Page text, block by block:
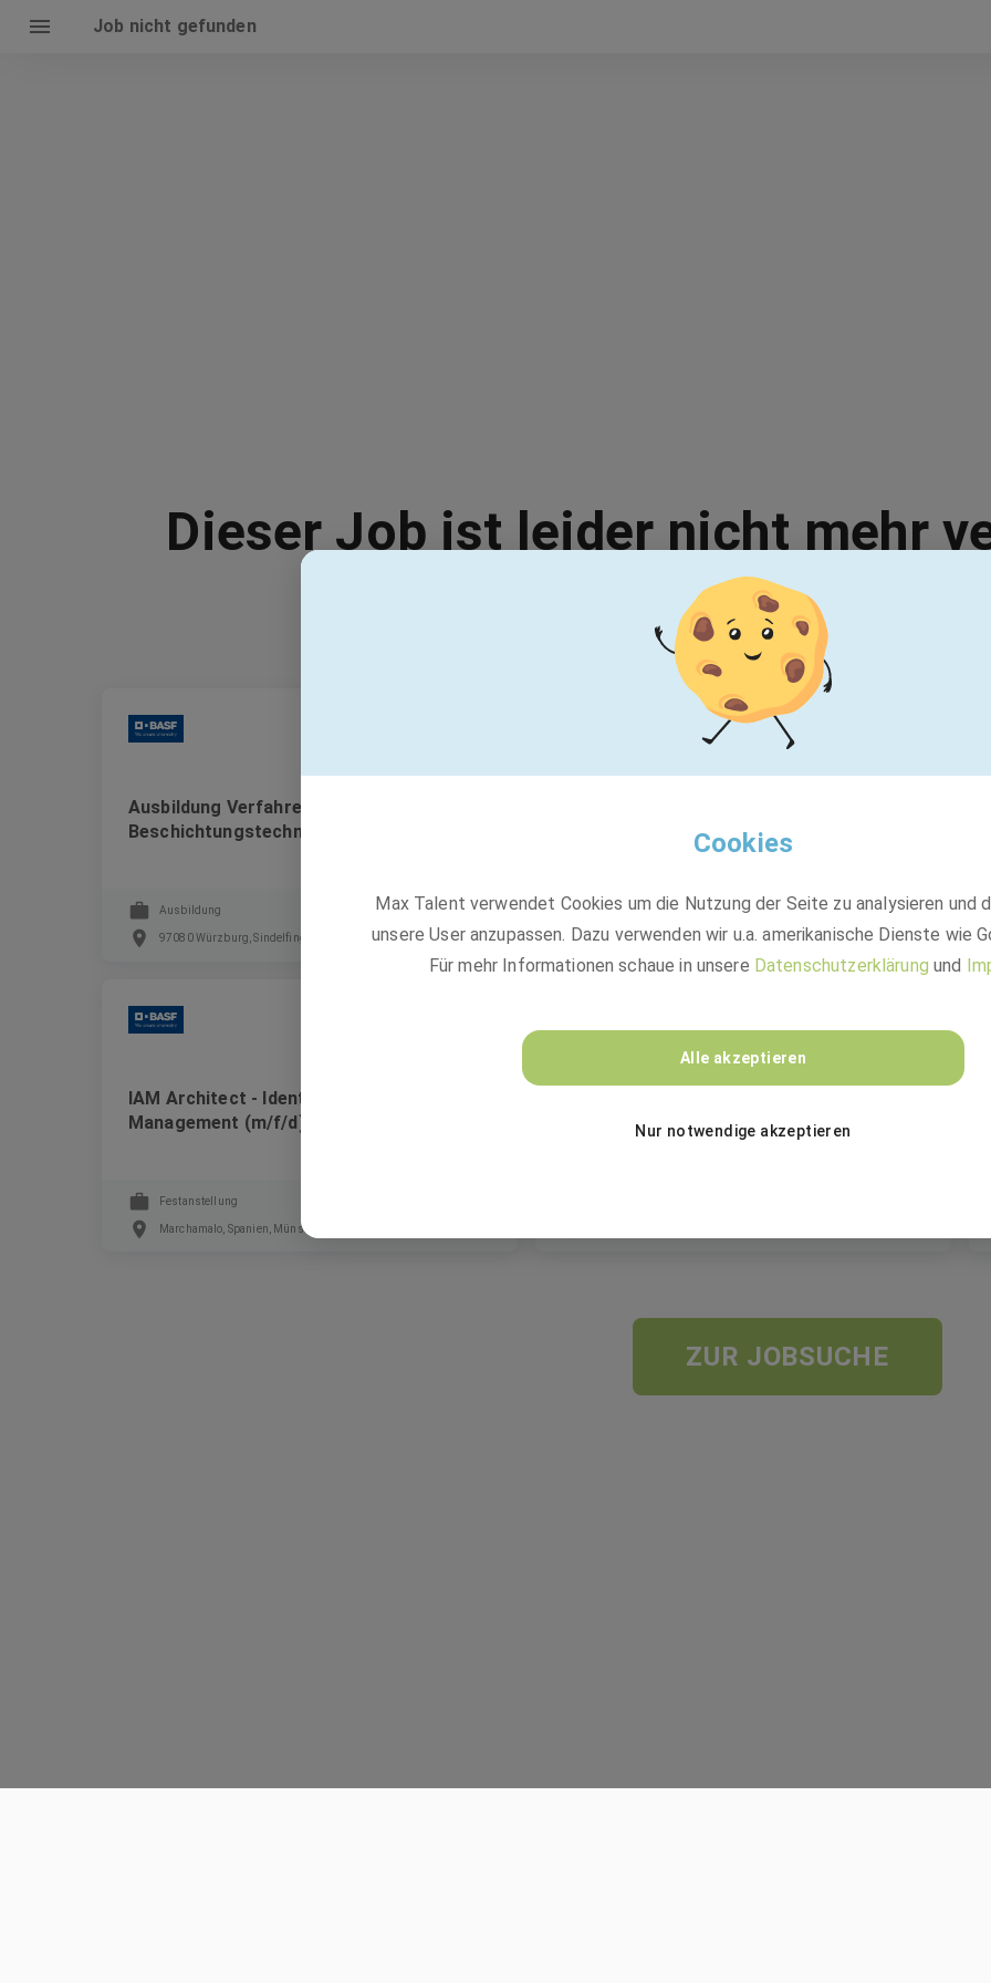
Job nicht gefunden
Dieser Job ist leider nicht mehr
Vielleicht passt einer dieser Jobs:
Ausbildung Verfahrensmechaniker:in für
Beschichtungstechnik (m/w/d)
Ausbildung
97080 Würzburg, Sindelfingen, Münster +1 weitere
DERIX Gruppe | W. und J. Derix GmbH & Co.
Zimmerei-Fachkraft (m/w/d)
Festanstellung
Westerkappeln
IAM Architect - Identity & Access
Management (m/f/d)
Festanstellung
Marchamalo, Spanien, Münster
ZUR JOBSUCHE
Cookies
Max Talent verwendet Cookies um die Nutzung der Seite zu analysieren und
unsere User anzupassen. Dazu verwenden wir u.a. amerikanische Dienste wie
Für mehr Informationen schaue in unsere Datenschutzerklärung und
Alle akzeptieren
Nur notwendige akzeptieren